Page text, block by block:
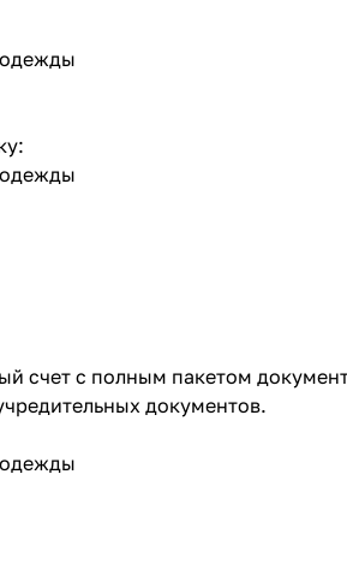
одежды
одежды
счет с полным пакетом
документов.
одежды